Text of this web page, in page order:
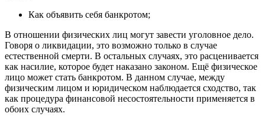
Как объявить себя банкротом;
В отношении физических лиц могут завести уголовное дело.
Говоря о ликвидации, это возможно только в случае
естественной смерти. В остальных случаях, это расценивается
как насилие, которое будет наказано законом. Ещё физическое
лицо может стать банкротом. В данном случае, между
физическим лицом и юридическом наблюдается сходство, так
как процедура финансовой несостоятельности применяется в
обоих случаях.